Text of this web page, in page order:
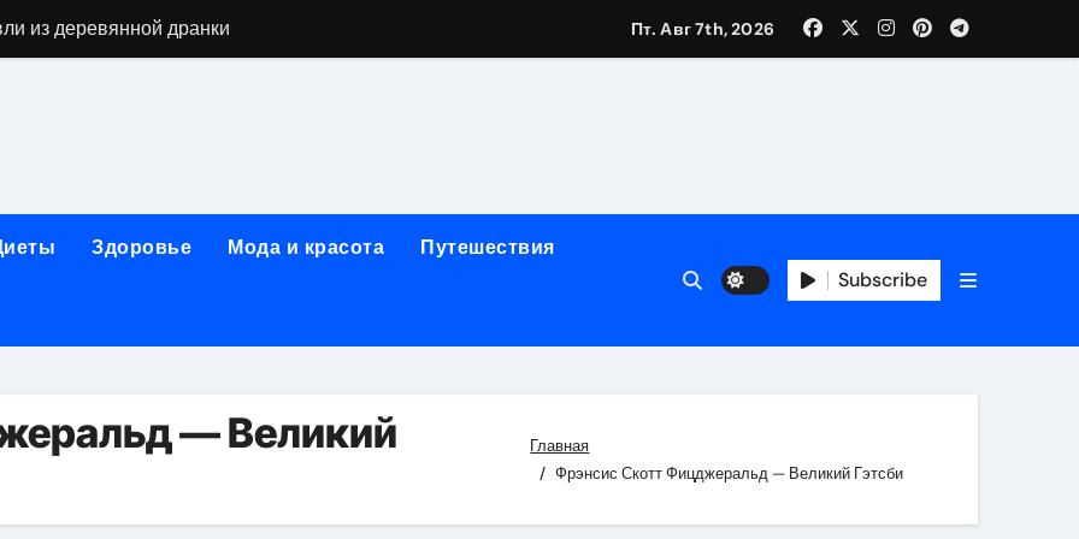
из деревянной дранки
аппаратов для электроэпиляции
направления медицинского центра
Стрешневе
зависимости: медицинские, психотерапевтические и социальные
с медицинской лицензией и диагностикой зрения
Пт. Авг 7th, 2026
Здоровье Мода и красота Путешествия
Subscribe
— Великий
Главная
Фрэнсис Скотт Фицджеральд — Великий Гэтсби